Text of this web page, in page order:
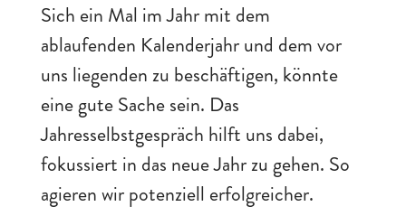
Sich ein Mal im Jahr mit dem
ablaufenden Kalenderjahr und dem vor
uns liegenden zu beschäftigen, könnte
eine gute Sache sein. Das
Jahresselbstgespräch hilft uns dabei,
fokussiert in das neue Jahr zu gehen. So
agieren wir potenziell erfolgreicher.